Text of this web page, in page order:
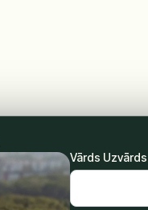
Vārds Uzvārds